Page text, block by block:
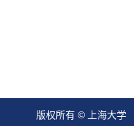
版权所有 ©上海大学